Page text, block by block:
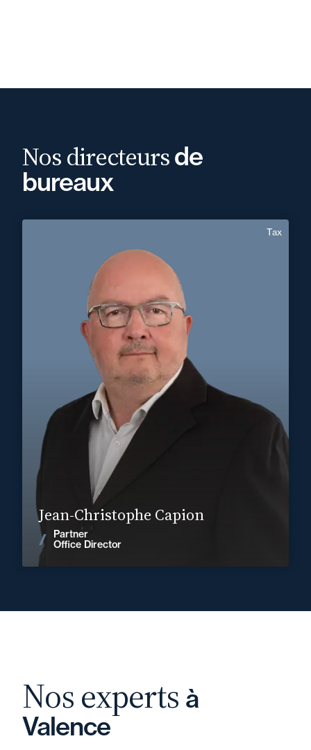
Nos directeursde
bureaux
Jean-Christophe Capion
Partner
Office Director
Tax
Jean-Christophe Capion
+33 4 75 41 91 00
jean-christophe.capion@fidal.com
Nos experts à
Valence